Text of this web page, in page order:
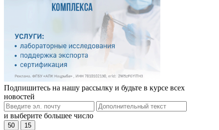
Подпишитесь на нашу рассылку и будьте в курсе всех
новостей
и выберите большее число
50 15